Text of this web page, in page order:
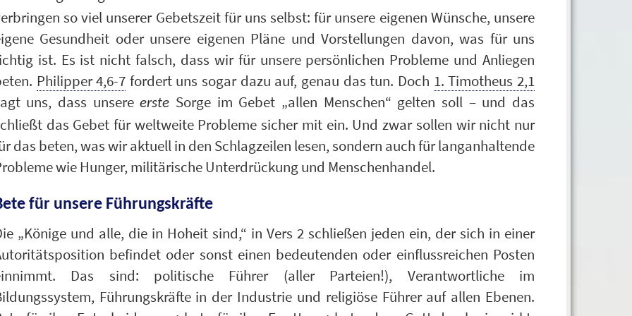
so viel unserer Gebetszeit für uns selbst: für unsere eigenen Wünsche, unsere
Gesundheit oder unsere eigenen Pläne und Vorstellungen davon, was für uns
ist. Es ist nicht falsch, dass wir für unsere persönlichen Probleme und Anliegen
Philipper 4,6-7 fordert uns sogar dazu auf, genau das tun. Doch 1. Timotheus 2,1
uns, dass unsereerste Sorge im Gebet „allen Menschen“ gelten soll – und das
das Gebet für weltweite Probleme sicher mit ein. Und zwar sollen wir nicht nur
das beten, was wir aktuell in den Schlagzeilen lesen, sondern auch für langanhaltende
wie Hunger, militärische Unterdrückung und Menschenhandel.
für unsere Führungskräfte
„Könige und alle, die in Hoheit sind,“ in Vers 2 schließen jeden ein, der sich in einer
befindet oder sonst einen bedeutenden oder einflussreichen Posten
Das sind: politische Führer (aller Parteien!), Verantwortliche im
Führungskräfte in der Industrie und religiöse Führer auf allen Ebenen.